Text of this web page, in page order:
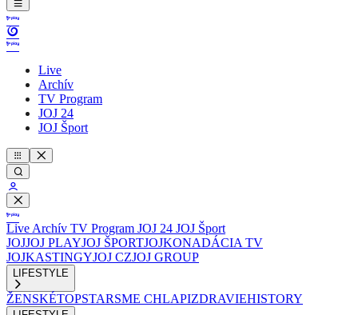
Live
Archív
TV Program
JOJ 24
JOJ Šport
Live Archív TV Program JOJ 24 JOJ Šport
JOJJOJ PLAYJOJ ŠPORTJOJKONADÁCIA TV
JOJKASTINGYJOJ CZJOJ GROUP
LIFESTYLE
ŽENSKÉTOPSTARSME CHLAPIZDRAVIEHISTORY